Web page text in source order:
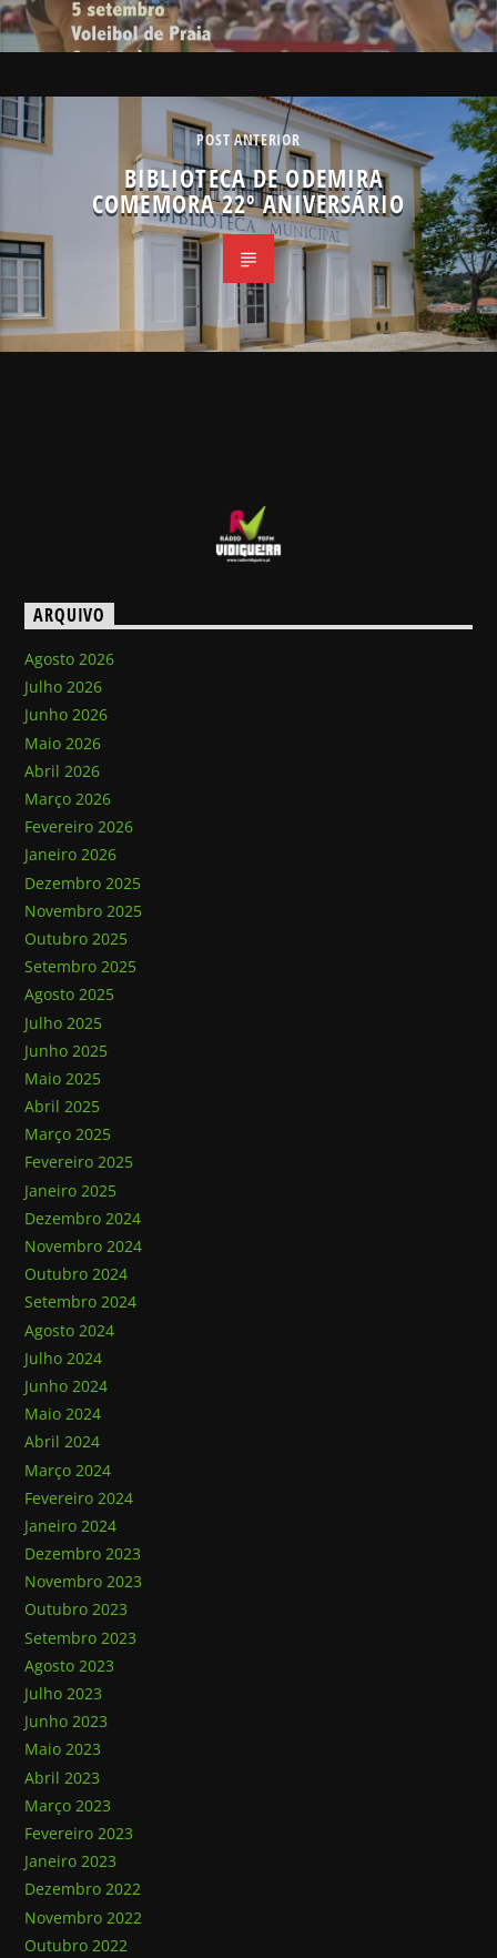
POST ANTERIOR
BIBLIOTECA DE ODEMIRA
COMEMORA 22º ANIVERSÁRIO
ARQUIVO
Agosto 2026
Julho 2026
Junho 2026
Maio 2026
Abril 2026
Março 2026
Fevereiro 2026
Janeiro 2026
Dezembro 2025
Novembro 2025
Outubro 2025
Setembro 2025
Agosto 2025
Julho 2025
Junho 2025
Maio 2025
Abril 2025
Março 2025
Fevereiro 2025
Janeiro 2025
Dezembro 2024
Novembro 2024
Outubro 2024
Setembro 2024
Agosto 2024
Julho 2024
Junho 2024
Maio 2024
Abril 2024
Março 2024
Fevereiro 2024
Janeiro 2024
Dezembro 2023
Novembro 2023
Outubro 2023
Setembro 2023
Agosto 2023
Julho 2023
Junho 2023
Maio 2023
Abril 2023
Março 2023
Fevereiro 2023
Janeiro 2023
Dezembro 2022
Novembro 2022
Outubro 2022